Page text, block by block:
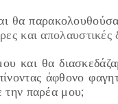
θα
και απολαυστικές
και θα
άφθονο
την παρέα μου;